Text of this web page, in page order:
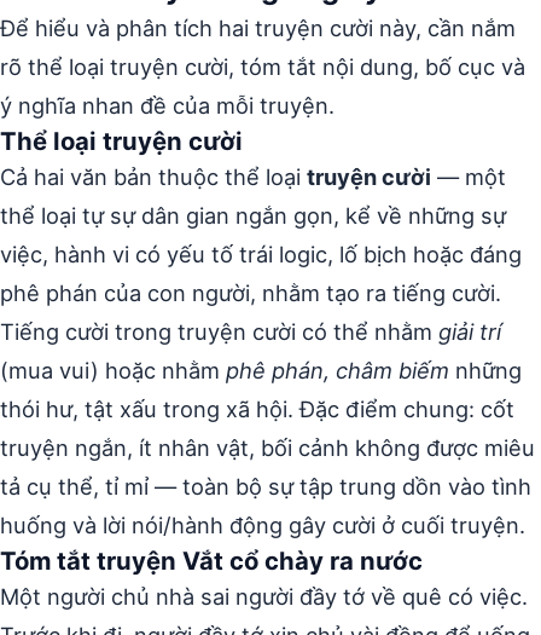
Để hiểu và phân tích hai truyện cười này, cần nắm
rõ thể loại truyện cười, tóm tắt nội dung, bố cục và
ý nghĩa nhan đề của mỗi truyện.
Thể loại truyện cười
Cả hai văn bản thuộc thể loại truyện cười — một
thể loại tự sự dân gian ngắn gọn, kể về những sự
việc, hành vi có yếu tố trái logic, lố bịch hoặc đáng
phê phán của con người, nhằm tạo ra tiếng cười.
Tiếng cười trong truyện cười có thể nhằm giải trí
(mua vui) hoặc nhằm phê phán, châm biếm những
thói hư, tật xấu trong xã hội. Đặc điểm chung: cốt
truyện ngắn, ít nhân vật, bối cảnh không được miêu
tả cụ thể, tỉ mỉ — toàn bộ sự tập trung dồn vào tình
huống và lời nói/hành động gây cười ở cuối truyện.
Tóm tắt truyện Vắt cổ chày ra nước
Một người chủ nhà sai người đầy tớ về quê có việc.